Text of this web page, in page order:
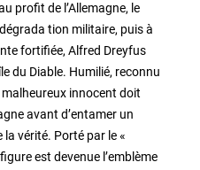
profit de l’Allemagne, le
tion militaire, puis à
fortifiée, Alfred Dreyfus
du Diable. Humilié, reconnu
innocent doit
avant d’entamer un
vérité. Porté par le «
est devenue l’emblème